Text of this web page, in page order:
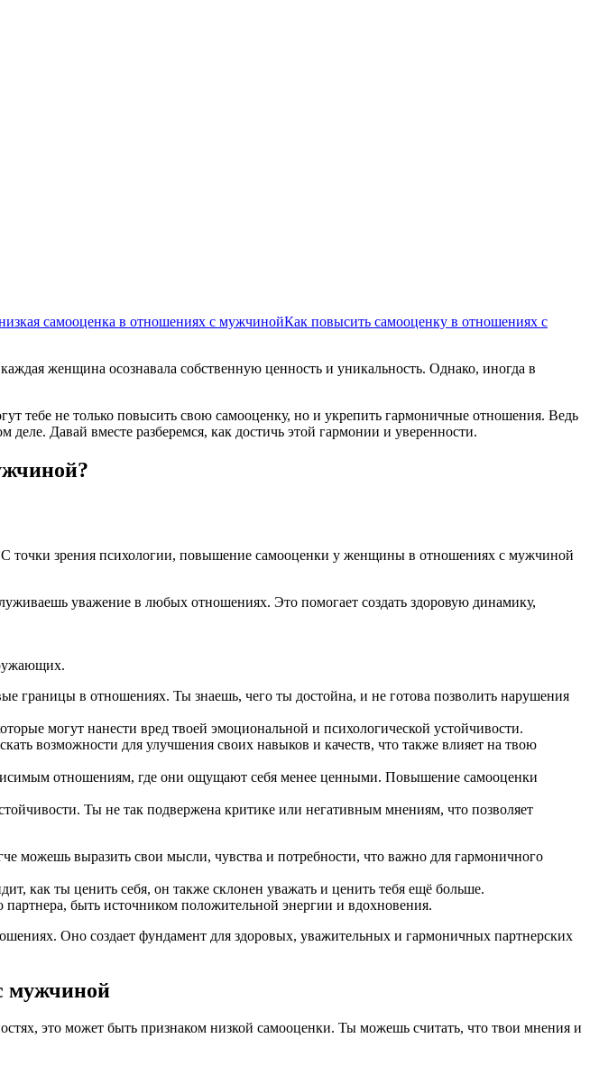
самооценка в отношениях с мужчинойКак повысить самооценку в отношениях с
женщина осознавала собственную ценность и уникальность. Однако, иногда в
тебе не только повысить свою самооценку, но и укрепить гармоничные отношения. Ведь
Давай вместе разберемся, как достичь этой гармонии и уверенности.
точки зрения психологии, повышение самооценки у женщины в отношениях с мужчиной
уважение в любых отношениях. Это помогает создать здоровую динамику,
границы в отношениях. Ты знаешь, чего ты достойна, и не готова позволить нарушения
могут нанести вред твоей эмоциональной и психологической устойчивости.
возможности для улучшения своих навыков и качеств, что также влияет на твою
отношениям, где они ощущают себя менее ценными. Повышение самооценки
Ты не так подвержена критике или негативным мнениям, что позволяет
можешь выразить свои мысли, чувства и потребности, что важно для гармоничного
как ты ценить себя, он также склонен уважать и ценить тебя ещё больше.
быть источником положительной энергии и вдохновения.
Оно создает фундамент для здоровых, уважительных и гармоничных партнерских
мужчиной
это может быть признаком низкой самооценки. Ты можешь считать, что твои мнения и